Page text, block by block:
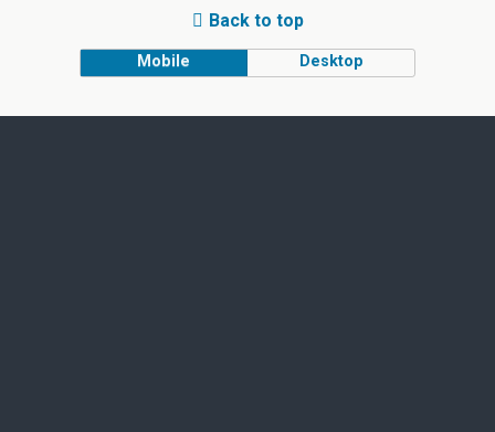
Back to top
Mobile Desktop